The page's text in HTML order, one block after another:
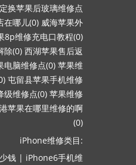
换苹果后玻璃维修点
在哪儿(0) 威海苹果外
8p维修充电口教程(0)
除(0) 西湖苹果售后返
电脑维修点(0) 苹果维
屯留县苹果手机维修
级维修点(0) 苹果维修
苹果在哪里维修的啊
(0)
iPhone维修类目:
钱 | iPhone6手机维